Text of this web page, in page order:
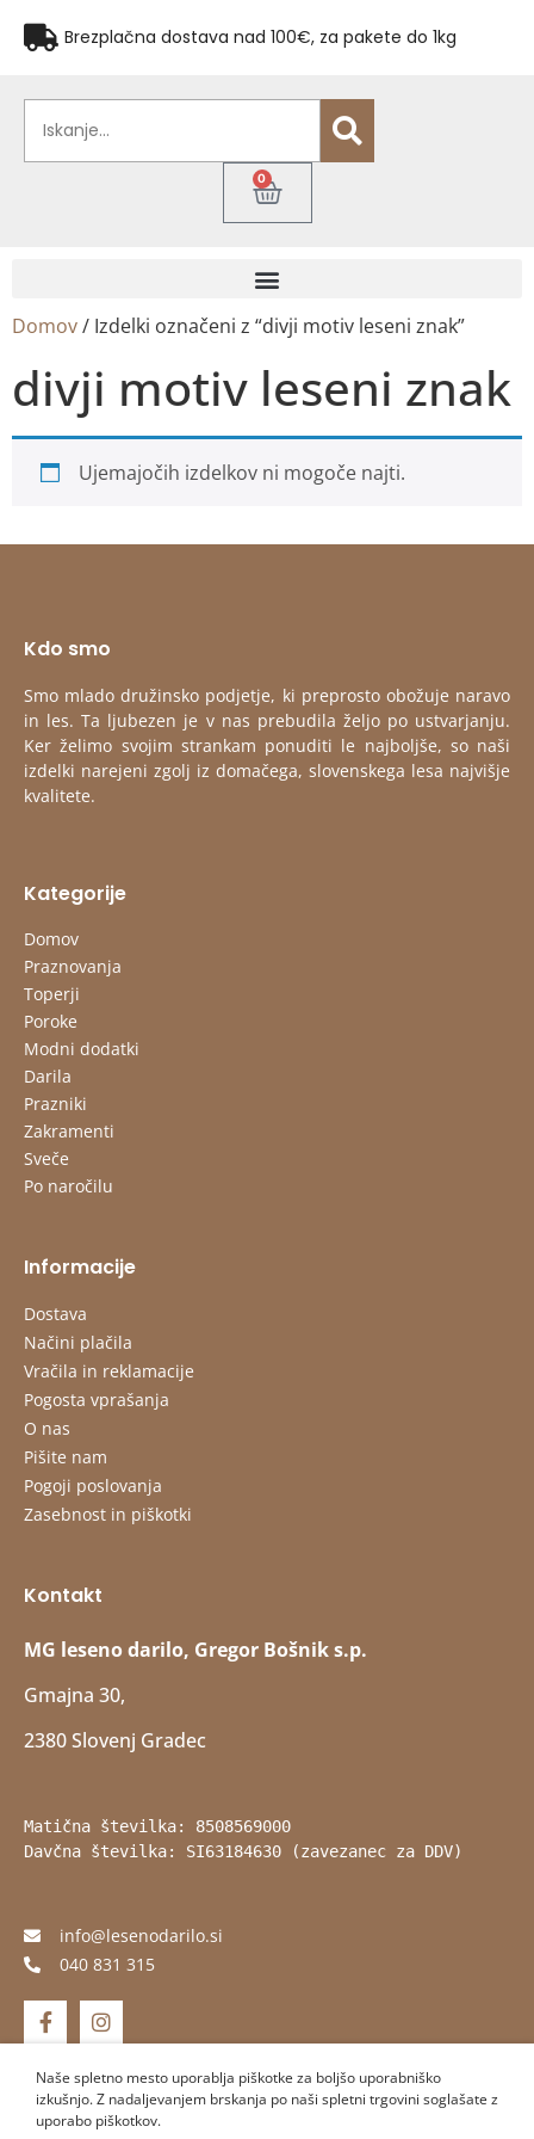
Brezplačna dostava nad 100€, za pakete do 1kg
0
Domov/ Izdelki označeni z “divji motiv leseni znak”
divji motiv leseni znak
Ujemajočih izdelkov ni mogoče najti.
Kdo smo
Smo mlado družinsko podjetje, ki preprosto obožuje naravo
in les. Ta ljubezen je v nas prebudila željo po ustvarjanju.
Ker želimo svojim strankam ponuditi le najboljše, so naši
izdelki narejeni zgolj iz domačega, slovenskega lesa najvišje
kvalitete.
Kategorije
Domov
Praznovanja
Toperji
Poroke
Modni dodatki
Darila
Prazniki
Zakramenti
Sveče
Po naročilu
Informacije
Dostava
Načini plačila
Vračila in reklamacije
Pogosta vprašanja
O nas
Pišite nam
Pogoji poslovanja
Zasebnost in piškotki
Kontakt
MG leseno darilo, Gregor Bošnik s.p.
Gmajna 30,
2380 Slovenj Gradec
Matična številka: 8508569000
Davčna številka: SI63184630 (zavezanec za DDV)
info@lesenodarilo.si
040 831 315
Naše spletno mesto uporablja piškotke za boljšo uporabniško
izkušnjo. Z nadaljevanjem brskanja po naši spletni trgovini soglašate z
uporabo piškotkov.